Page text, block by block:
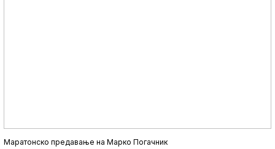
Маратонско предавање на Марко Погачник